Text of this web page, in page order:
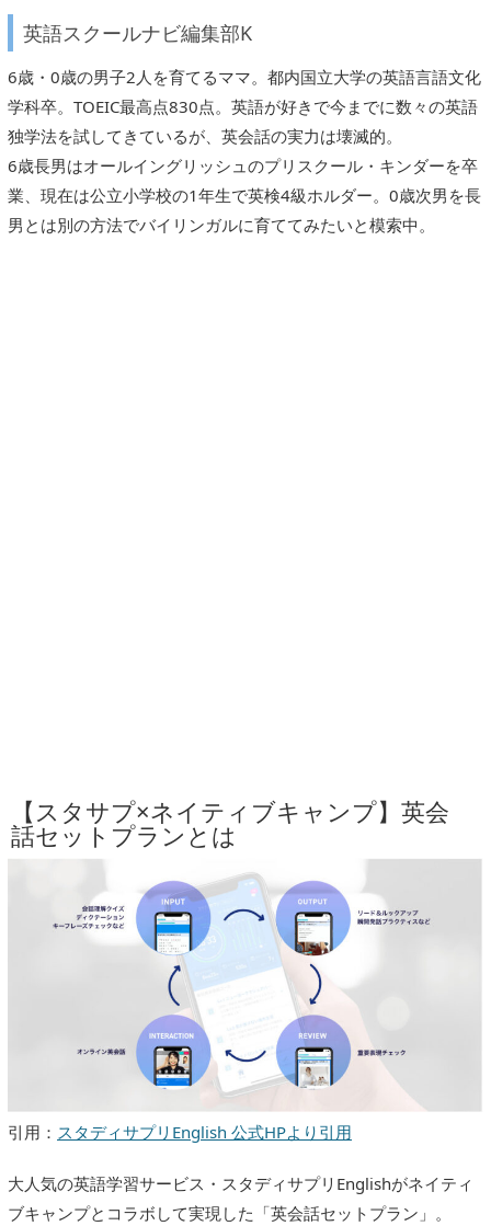
英語スクールナビ編集部K
6歳・0歳の男子2人を育てるママ。都内国立大学の英語言語文化
学科卒。TOEIC最高点830点。英語が好きで今までに数々の英語
独学法を試してきているが、英会話の実力は壊滅的。
6歳長男はオールイングリッシュのプリスクール・キンダーを卒
業、現在は公立小学校の1年生で英検4級ホルダー。0歳次男を長
男とは別の方法でバイリンガルに育ててみたいと模索中。
【スタサプ×ネイティブキャンプ】英会
話セットプランとは
引用： スタディサプリEnglish 公式HPより引用
大人気の英語学習サービス・スタディサプリEnglishがネイティ
ブキャンプとコラボして実現した「英会話セットプラン」。